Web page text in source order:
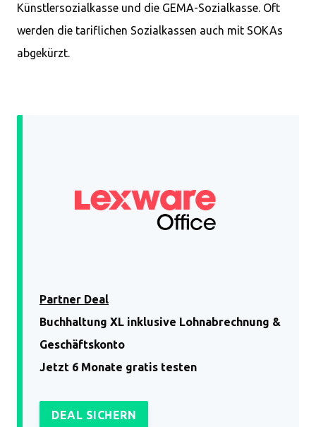
Künstlersozialkasse und die GEMA-Sozialkasse. Oft
werden die tariflichen Sozialkassen auch mit SOKAs
abgekürzt.
Partner Deal
Buchhaltung XL inklusive Lohnabrechnung &
Geschäftskonto
Jetzt 6 Monate gratis testen
DEAL SICHERN